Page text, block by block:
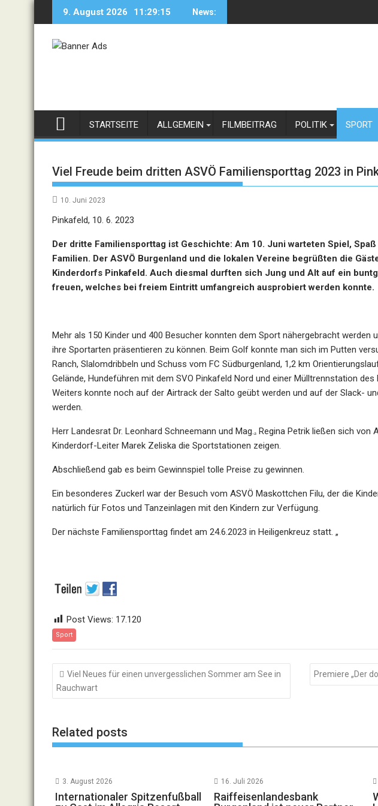
9. August 2026 11:29:15 News:
STARTSEITE ALLGEMEIN FILMBEITRAG POLITIK SPORT
Viel Freude beim dritten ASVÖ Familiensporttag 2023 in
10. Juni 2023
Pinkafeld, 10. 6. 2023
Der dritte Familiensporttag ist Geschichte: Am 10. Juni warteten Spiel,
Familien. Der ASVÖ Burgenland und die lokalen Vereine begrüßten die
Kinderdorfs Pinkafeld. Auch diesmal durften sich Jung und Alt auf ein
freuen, welches bei freiem Eintritt umfangreich ausprobiert werden konnte.
Mehr als 150 Kinder und 400 Besucher konnten dem Sport nähergebracht werden
ihre Sportarten präsentieren zu können. Beim Golf konnte man sich im Putten
Ranch, Slalomdribbeln und Schuss vom FC Südburgenland, 1,2 km
Gelände, Hundeführen mit dem SVO Pinkafeld Nord und einer Mülltrennstation des
Weiters konnte noch auf der Airtrack der Salto geübt werden und auf der Slack-
werden.
Herr Landesrat Dr. Leonhard Schneemann und Mag.ₐ Regina Petrik ließen sich
Kinderdorf-Leiter Marek Zeliska die Sportstationen zeigen.
Abschließend gab es beim Gewinnspiel tolle Preise zu gewinnen.
Ein besonderes Zuckerl war der Besuch vom ASVÖ Maskottchen Filu, der die
natürlich für Fotos und Tanzeinlagen mit den Kindern zur Verfügung.
Der nächste Familiensporttag findet am 24.6.2023 in Heiligenkreuz statt. „
Post Views: 17.120
Sport
Beitragsnavigation
Viel Neues für einen unvergesslichen Sommer am See in
Rauchwart
Premiere „Der
Related posts
3. August 2026
Internationaler Spitzenfußball
16. Juli 2026
Raiffeisenlandesbank